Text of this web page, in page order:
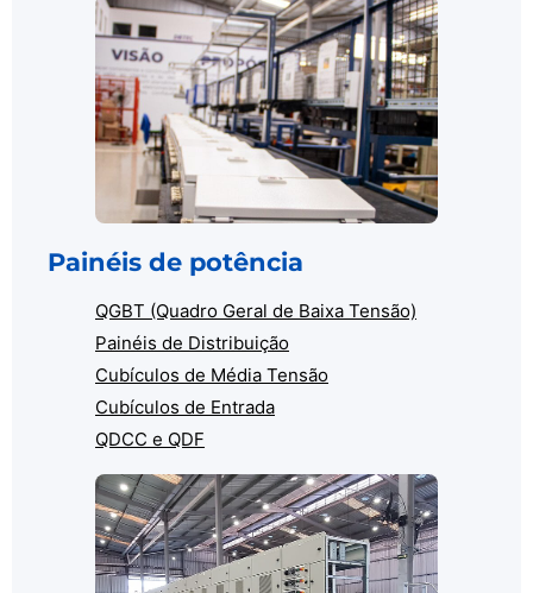
Painéis de potência
QGBT (Quadro Geral de Baixa Tensão)
Painéis de Distribuição
Cubículos de Média Tensão
Cubículos de Entrada
QDCC e QDF